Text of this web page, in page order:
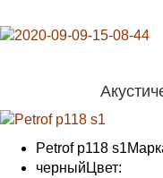
Petrof p118 s1
черный Цвет: